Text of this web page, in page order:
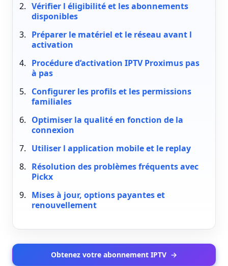
Vérifier l éligibilité et les abonnements
disponibles
Préparer le matériel et le réseau avant l
activation
Procédure d’activation IPTV Proximus pas
à pas
Configurer les profils et les permissions
familiales
Optimiser la qualité en fonction de la
connexion
Utiliser l application mobile et le replay
Résolution des problèmes fréquents avec
Pickx
Mises à jour, options payantes et
renouvellement
Obtenez votre abonnement IPTV →